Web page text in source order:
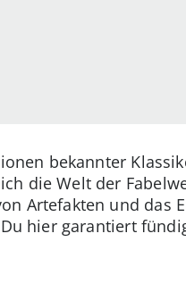
bekannter
die Welt der
Artefakten und das
hier garantiert